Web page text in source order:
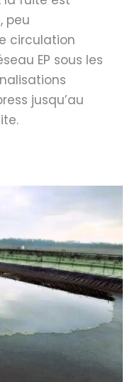
peu
circulation
EP sous les
jusqu’au